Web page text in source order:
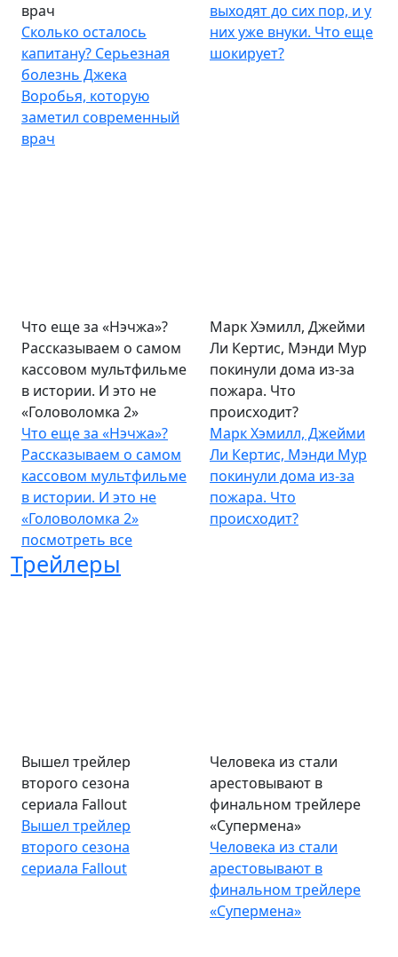
врач
Сколько осталось
капитану? Серьезная
болезнь Джека
Воробья, которую
заметил современный
врач
выходят до сих пор, и у
них уже внуки. Что еще
шокирует?
Что еще за «Нэчжа»?
Рассказываем о самом
кассовом мультфильме
в истории. И это не
«Головоломка 2»
Что еще за «Нэчжа»?
Рассказываем о самом
кассовом мультфильме
в истории. И это не
«Головоломка 2»
Марк Хэмилл, Джейми
Ли Кертис, Мэнди Мур
покинули дома из-за
пожара. Что
происходит?
Марк Хэмилл, Джейми
Ли Кертис, Мэнди Мур
покинули дома из-за
пожара. Что
происходит?
посмотреть все
Трейлеры
Вышел трейлер
второго сезона
сериала Fallout
Вышел трейлер
второго сезона
сериала Fallout
Человека из стали
арестовывают в
финальном трейлере
«Супермена»
Человека из стали
арестовывают в
финальном трейлере
«Супермена»